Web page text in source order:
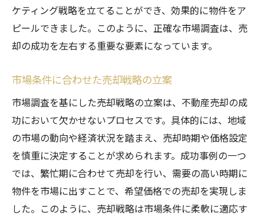
ケティング戦略を立てることができ、効果的に物件をア
ピールできました。このように、正確な市場調査は、売
却の成功を左右する重要な要素になっています。
市場条件に合わせた売却戦略の立案
市場調査を基にした売却戦略の立案は、不動産売却の成
功において欠かせないプロセスです。具体的には、地域
の市場の動向や経済状況を踏まえ、売却時期や価格設定
を慎重に決定することが求められます。成功事例の一つ
では、繁忙期に合わせて売却を行い、需要の高い時期に
物件を市場に出すことで、希望価格での売却を実現しま
した。このように、売却戦略は市場条件に柔軟に適応す